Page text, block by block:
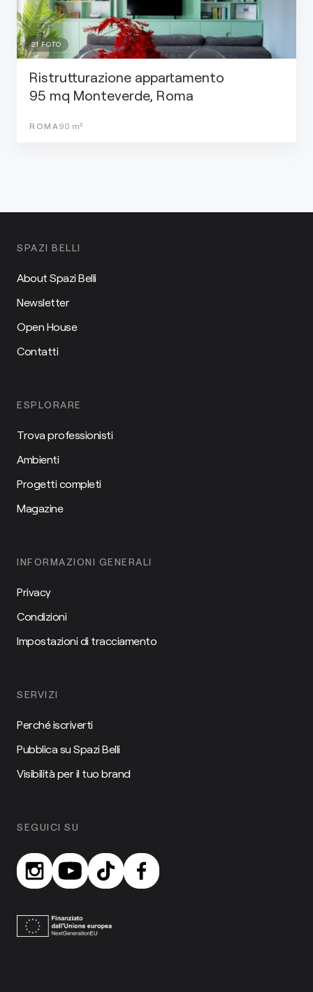
21 FOTO
Ristrutturazione appartamento
95 mq Monteverde, Roma
ROMA 90 m²
SPAZI BELLI
About Spazi Belli
Newsletter
Open House
Contatti
ESPLORARE
Trova professionisti
Ambienti
Progetti completi
Magazine
INFORMAZIONI GENERALI
Privacy
Condizioni
Impostazioni di tracciamento
SERVIZI
Perché iscriverti
Pubblica su Spazi Belli
Visibilità per il tuo brand
SEGUICI SU